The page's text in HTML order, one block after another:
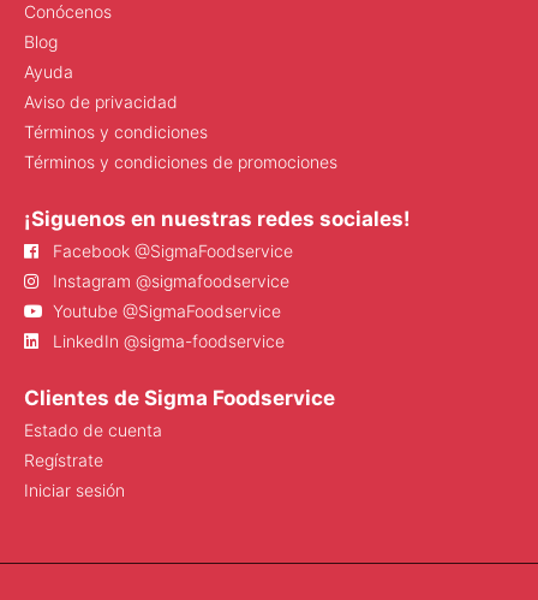
Conócenos
Blog
Ayuda
Aviso de privacidad
Términos y condiciones
Términos y condiciones de promociones
¡Siguenos en nuestras redes sociales!
Facebook @SigmaFoodservice
Instagram @sigmafoodservice
Youtube @SigmaFoodservice
LinkedIn @sigma-foodservice
Clientes de Sigma Foodservice
Estado de cuenta
Regístrate
Iniciar sesión